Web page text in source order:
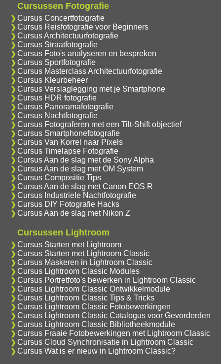
Cursussen Fotografie
Cursus Concertfotografie
Cursus Reisfotografie voor Beginners
Cursus Architectuurfotografie
Cursus Straatfotografie
Cursus Foto's analyseren en bespreken
Cursus Sportfotografie
Cursus Masterclass Architectuurfotografie
Cursus Kleurbeheer
Cursus Verslaglegging met je Smartphone
Cursus HDR fotografie
Cursus Panoramafotografie
Cursus Nachtfotografie
Cursus Fotograferen met een Tilt-Shift objectief
Cursus Smartphonefotografie
Cursus Van Korrel naar Pixels
Cursus Timelapse Fotografie
Cursus Aan de slag met de Sony Alpha
Cursus Aan de slag met OM System
Cursus Compositie Tips
Cursus Aan de slag met Canon EOS R
Cursus Industriele Nachtfotografie
Cursus DIY Fotografie Hacks
Cursus Aan de slag met Nikon Z
Cursussen Lightroom
Cursus Starten met Lightroom
Cursus Starten met Lightroom Classic
Cursus Maskeren in Lightroom Classic
Cursus Lightroom Classic Modules
Cursus Portretfoto's bewerken in Lightroom Classic
Cursus Lightroom Classic Ontwikkelmodule
Cursus Lightroom Classic Tips & Tricks
Cursus Lightroom Classic Fotobewerkingen
Cursus Lightroom Classic Catalogus voor Gevorderden
Cursus Lightroom Classic Bibliotheekmodule
Cursus Fraaie Fotobewerkingen met Lightroom Classic
Cursus Cloud Synchronisatie in Lightroom Classic
Cursus Wat is er nieuw in Lightroom Classic?